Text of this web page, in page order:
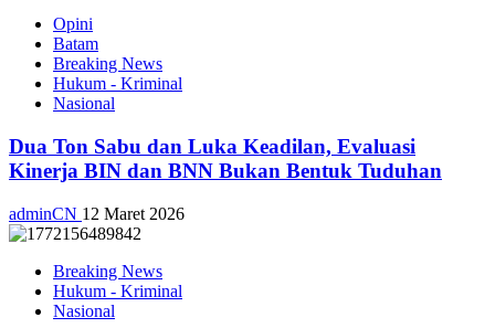
Opini
Batam
Breaking News
Hukum - Kriminal
Nasional
Dua Ton Sabu dan Luka Keadilan, Evaluasi
Kinerja BIN dan BNN Bukan Bentuk Tuduhan
adminCN 12 Maret 2026
Breaking News
Hukum - Kriminal
Nasional